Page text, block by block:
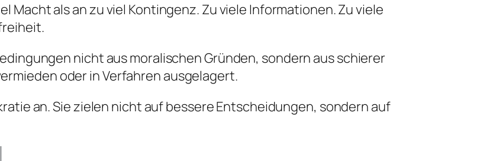
Macht als an zu viel Kontingenz. Zu viele Informationen. Zu viele
nicht aus moralischen Gründen, sondern aus schierer
oder in Verfahren ausgelagert.
an. Sie zielen nicht auf bessere Entscheidungen, sondern auf